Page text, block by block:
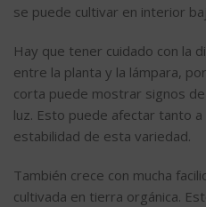
se puede cultivar en interior
Hay que tener cuidado con la
entre la planta y la lámpara,
corta puede mostrar signos
luz. Esto puede afectar tanto a
estabilidad de esta variedad.
También crece con mucha
cultivada en tierra orgánica.